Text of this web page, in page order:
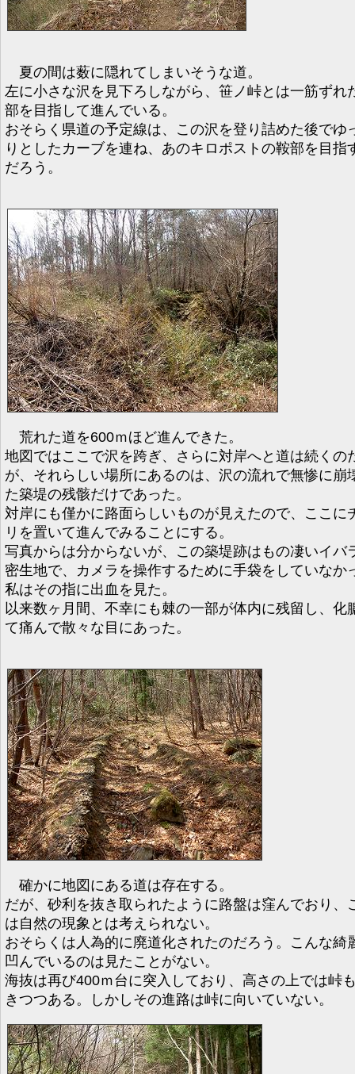
夏の間は薮に隠れてしまいそうな道。
左に小さな沢を見下ろしながら、笹ノ峠とは一筋ずれ
部を目指して進んでいる。
おそらく県道の予定線は、この沢を登り詰めた後でゆ
りとしたカーブを連ね、あのキロポストの鞍部を目指
だろう。
荒れた道を600ｍほど進んできた。
地図ではここで沢を跨ぎ、さらに対岸へと道は続くの
が、それらしい場所にあるのは、沢の流れで無惨に崩
た築堤の残骸だけであった。
対岸にも僅かに路面らしいものが見えたので、ここに
リを置いて進んでみることにする。
写真からは分からないが、この築堤跡はもの凄いイバ
密生地で、カメラを操作するために手袋をしていなか
私はその指に出血を見た。
以来数ヶ月間、不幸にも棘の一部が体内に残留し、化
て痛んで散々な目にあった。
確かに地図にある道は存在する。
だが、砂利を抜き取られたように路盤は窪んでおり、
は自然の現象とは考えられない。
おそらくは人為的に廃道化されたのだろう。こんな綺
凹んでいるのは見たことがない。
海抜は再び400ｍ台に突入しており、高さの上では峠
きつつある。しかしその進路は峠に向いていない。